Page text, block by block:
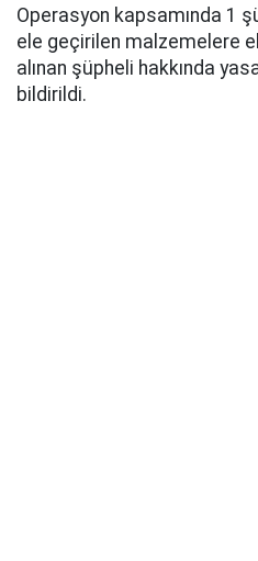
Operasyon kapsamında 1
ele geçirilen malzemelere
alınan şüpheli hakkında
bildirildi.